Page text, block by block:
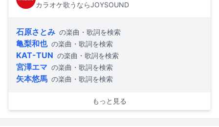
カラオケ歌うならJOYSOUND
石原さとみ の楽曲・歌詞を検索
亀梨和也 の楽曲・歌詞を検索
KAT-TUN の楽曲・歌詞を検索
宮澤エマ の楽曲・歌詞を検索
矢本悠馬 の楽曲・歌詞を検索
もっと見る